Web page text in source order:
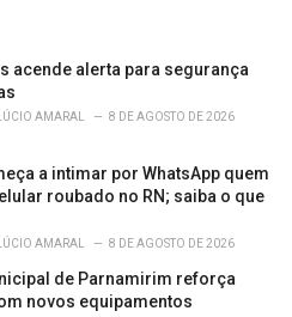
acende alerta para segurança
LÚCIO AMARAL 8 DE AGOSTO DE 2026
a intimar por WhatsApp quem
roubado no RN; saiba o que
LÚCIO AMARAL 8 DE AGOSTO DE 2026
de Parnamirim reforça
novos equipamentos